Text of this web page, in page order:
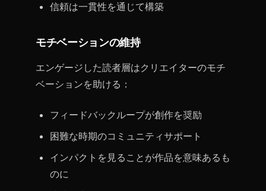
信頼は一貫性を通じて構築
モチベーションの維持
エンゲージした読者層はクリエイターのモチ
ベーションを助ける：
フィードバックループが創作を奨励
困難な時期のコミュニティサポート
インパクトを見ることが作品を意味あるも
のに